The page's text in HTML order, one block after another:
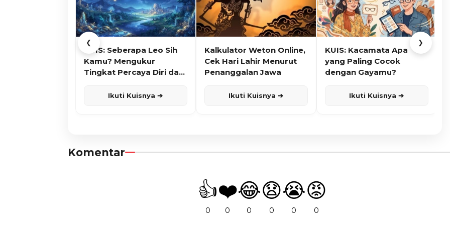
❮
KUIS: Seberapa Leo Sih
Kamu? Mengukur
Tingkat Percaya Diri dan
Ikuti Kuisnya ➔
Kalkulator Weton Online,
Cek Hari Lahir Menurut
Penanggalan Jawa
Ikuti Kuisnya ➔
KUIS: Kacamata Apa
yang Paling Cocok
dengan Gayamu?
Ikuti Kuisnya ➔
❯
Komentar
👍
0
❤️
0
😂
0
😧
0
😭
0
😡
0